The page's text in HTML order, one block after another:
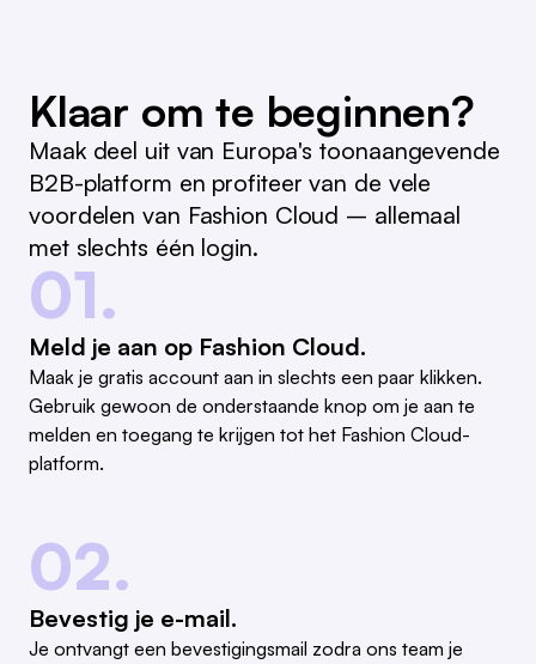
Klaar om te beginnen?
Maak deel uit van Europa's toonaangevende
B2B-platform en profiteer van de vele
voordelen van Fashion Cloud – allemaal
met slechts één login.
01.
Meld je aan op Fashion Cloud.
Maak je gratis account aan in slechts een paar klikken.
Gebruik gewoon de onderstaande knop om je aan te
melden en toegang te krijgen tot het Fashion Cloud-
platform.
02.
Bevestig je e-mail.
Je ontvangt een bevestigingsmail zodra ons team je